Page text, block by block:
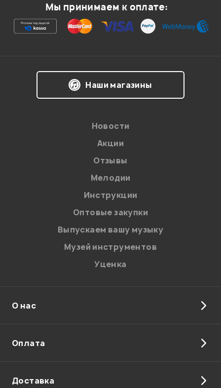
Ваша оценка:
на обработку персональных данных в
Политикой в отношении обработки
персональных данных.
Введите проверочное число:
Отправить
Мы принимаем к оплате:
Наши магазины
Новости
Акции
Отзывы
Мелодии
Инструкции
Оптовые закупки
Выпускаем вашу музыку
Музей инструментов
Уценка
О нас
Оплата
Доставка